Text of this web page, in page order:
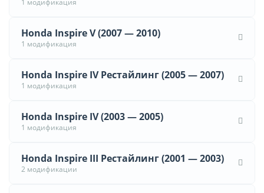
1 модификация
Honda Inspire V (2007 — 2010)
1 модификация
Honda Inspire IV Рестайлинг (2005 — 2007)
1 модификация
Honda Inspire IV (2003 — 2005)
1 модификация
Honda Inspire III Рестайлинг (2001 — 2003)
2 модификации